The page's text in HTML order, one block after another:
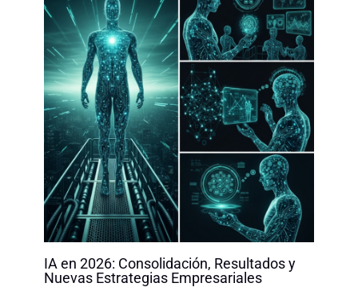
IA en 2026: Consolidación, Resultados y
Nuevas Estrategias Empresariales